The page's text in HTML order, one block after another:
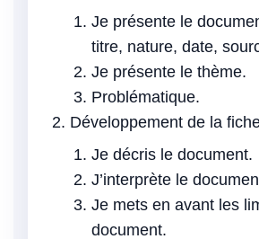
Je présente le
titre, nature, date,
Je présente le thème.
Problématique.
Développement de la
Je décris le document.
J’interprète le
Je mets en avant les
document.